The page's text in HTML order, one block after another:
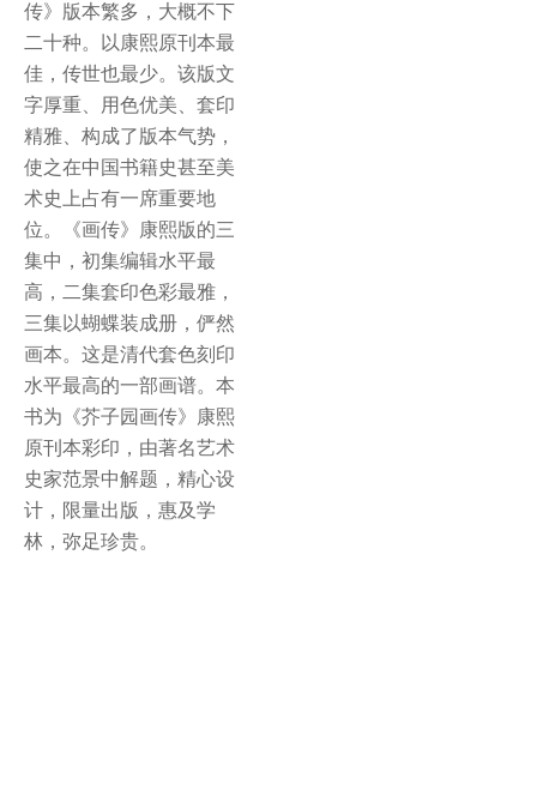
传》版本繁多，大概不下
二十种。以康熙原刊本最
佳，传世也最少。该版文
字厚重、用色优美、套印
精雅、构成了版本气势，
使之在中国书籍史甚至美
术史上占有一席重要地
位。《画传》康熙版的三
集中，初集编辑水平最
高，二集套印色彩最雅，
三集以蝴蝶装成册，俨然
画本。这是清代套色刻印
水平最高的一部画谱。本
书为《芥子园画传》康熙
原刊本彩印，由著名艺术
史家范景中解题，精心设
计，限量出版，惠及学
林，弥足珍贵。